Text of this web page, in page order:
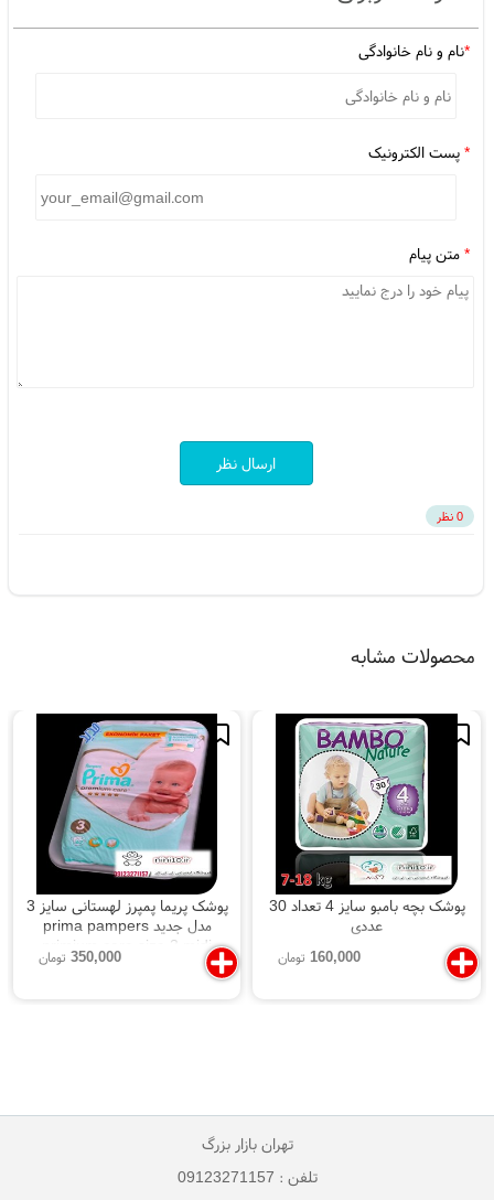
*نام و نام خانوادگی
* پست الکترونیک
* متن پیام
ارسال نظر
0 نظر
محصولات مشابه
پوشک بچه بامبو سایز 4 تعداد 30
عددی
160,000تومان
پوشک پریما پمپرز لهستانی سایز 3
مدل جدید prima pampers
primium care size 3 midi
350,000 تومان
تهران بازار بزرگ
تلفن : 09123271157